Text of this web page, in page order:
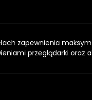
zapewnienia
przeglądarki oraz